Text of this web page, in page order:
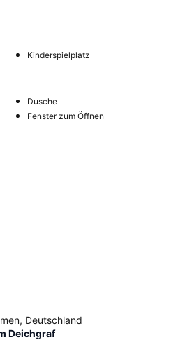
Kinderspielplatz
Dusche
Fenster zum Öffnen
Deutschland
Deichgraf